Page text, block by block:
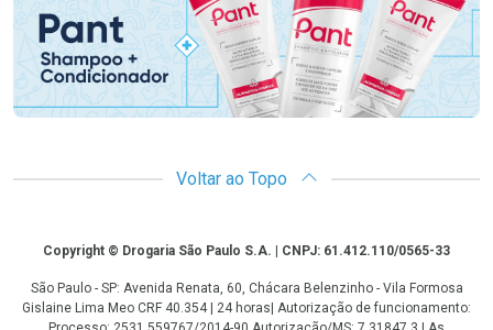
Voltar ao Topo
CopyrightCopyright © Drogaria São Paulo S.A. | CNPJ: 61.412.110/0565-33
São Paulo - SP: Avenida Renata, 60, Chácara Belenzinho - Vila Formosa
Gislaine Lima Meo CRF 40.354 | 24 horas| Autorização de funcionamento: